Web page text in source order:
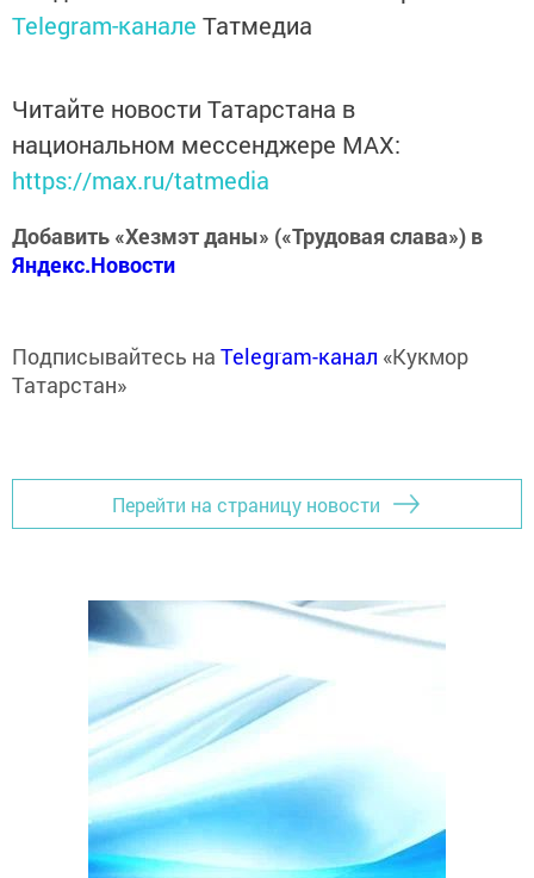
Telegram-канале Татмедиа
Читайте новости Татарстана в
национальном мессенджере MАХ:
https://max.ru/tatmedia
Добавить «Хезмэт даны» («Трудовая слава») в
Яндекс.Новости
Подписывайтесь на Telegram-канал «Кукмор
Татарстан»
Перейти на страницу новости